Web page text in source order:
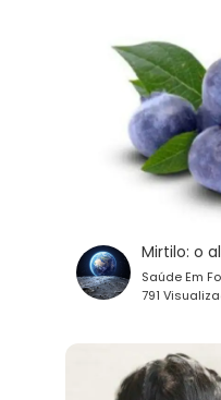
Saúde Em
791